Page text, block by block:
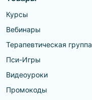
Курсы
Вебинары
Терапевтическая группа
Пси-Игры
Видеоуроки
Промокоды